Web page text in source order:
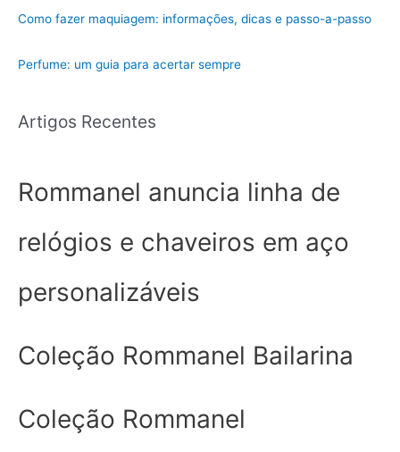
Como fazer maquiagem: informações, dicas e passo-a-passo
Perfume: um guia para acertar sempre
Artigos Recentes
Rommanel anuncia linha de
relógios e chaveiros em aço
personalizáveis
Coleção Rommanel Bailarina
Coleção Rommanel